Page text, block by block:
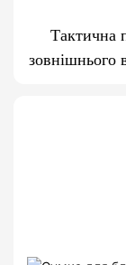
Тактична
зовнішнього